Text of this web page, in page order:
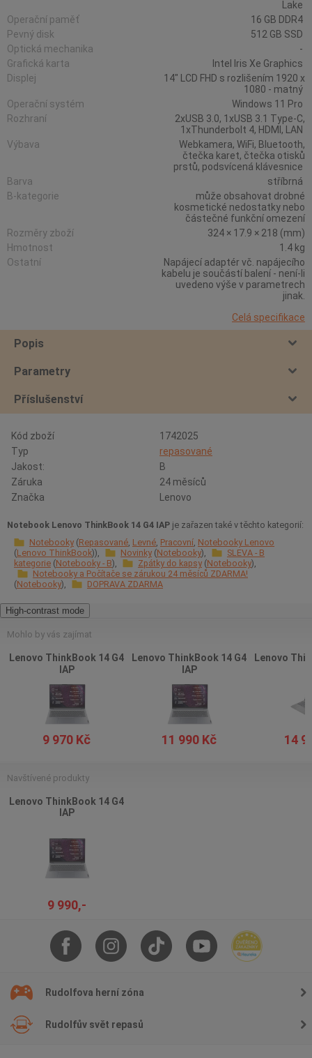
Lake
Operační paměť
16 GB DDR4
Pevný disk
512 GB SSD
Optická mechanika
-
Grafická karta
Intel Iris Xe Graphics
Displej
14" LCD FHD s rozlišením 1920 x
1080 - matný
Operační systém
Windows 11 Pro
Rozhraní
2xUSB 3.0, 1xUSB 3.1 Type-C,
1xThunderbolt 4, HDMI, LAN
Výbava
Webkamera, WiFi, Bluetooth,
čtečka karet, čtečka otisků
prstů, podsvícená klávesnice
Barva
stříbrná
B-kategorie
může obsahovat drobné
kosmetické nedostatky nebo
částečné funkční omezení
Rozměry zboží
324 × 17.9 × 218 (mm)
Hmotnost
1.4 kg
Ostatní
Napájecí adaptér vč. napájecího
kabelu je součástí balení - není-li
uvedeno výše v parametrech
jinak.
Celá specifikace
Popis
Parametry
Příslušenství
Kód zboží
1742025
Typ
repasované
Jakost:
B
Záruka
24 měsíců
Značka
Lenovo
Notebook Lenovo ThinkBook 14 G4 IAP je zařazen také v těchto kategorií:
Notebooky Repasované Levné Pracovní Notebooky Lenovo
Lenovo ThinkBook
Novinky Notebooky
SLEVA - B
kategorie Notebooky - B Zpátky do kapsy Notebooky
Notebooky a Počítače se zárukou 24 měsíců ZDARMA!
Notebooky
DOPRAVA ZDARMA
High-contrast mode
Mohlo by vás zajímat
Lenovo ThinkBook 14 G4
IAP
9 970 Kč
Lenovo ThinkBook 14 G4
IAP
11 990 Kč
Lenovo
14
Navštívené produkty
Lenovo ThinkBook 14 G4
IAP
9 990,-
Rudolfova herní zóna
Rudolfův svět repasů